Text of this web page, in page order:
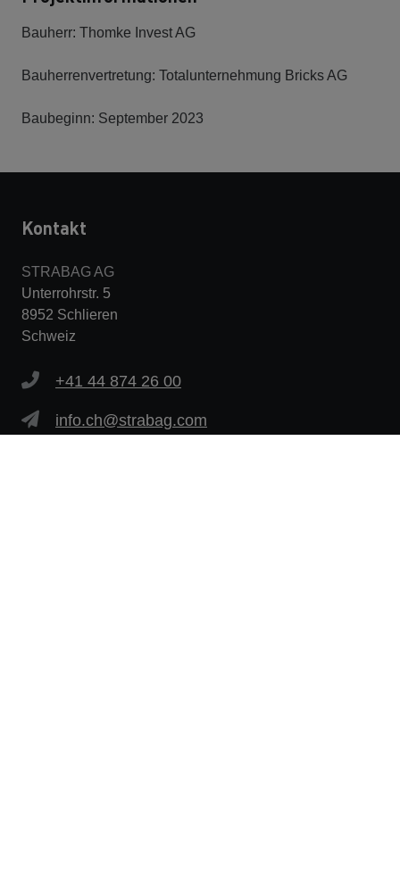
Bauherr: Thomke Invest AG
Bauherrenvertretung: Totalunternehmung Bricks AG
Baubeginn: September 2023
Kontakt
STRABAG AG
Unterrohrstr. 5
8952 Schlieren
Schweiz
+41 44 874 26 00
info.ch@strabag.com